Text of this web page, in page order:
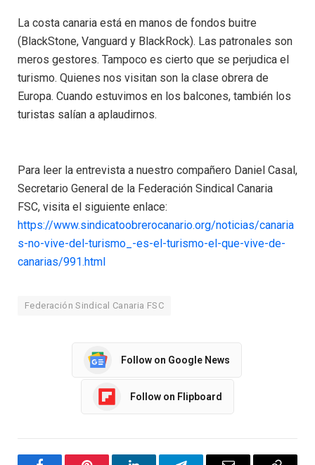
La costa canaria está en manos de fondos buitre
(BlackStone, Vanguard y BlackRock). Las patronales son
meros gestores. Tampoco es cierto que se perjudica el
turismo. Quienes nos visitan son la clase obrera de
Europa. Cuando estuvimos en los balcones, también los
turistas salían a aplaudirnos.
Para leer la entrevista a nuestro compañero Daniel Casal,
Secretario General de la Federación Sindical Canaria
FSC, visita el siguiente enlace:
https://www.sindicatoobrerocanario.org/noticias/canaria
s-no-vive-del-turismo_-es-el-turismo-el-que-vive-de-
canarias/991.html
Federación Sindical Canaria FSC
Follow on Google News
Follow on Flipboard